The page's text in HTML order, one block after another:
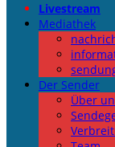
Livestream
Mediathek
Der Sender
Über